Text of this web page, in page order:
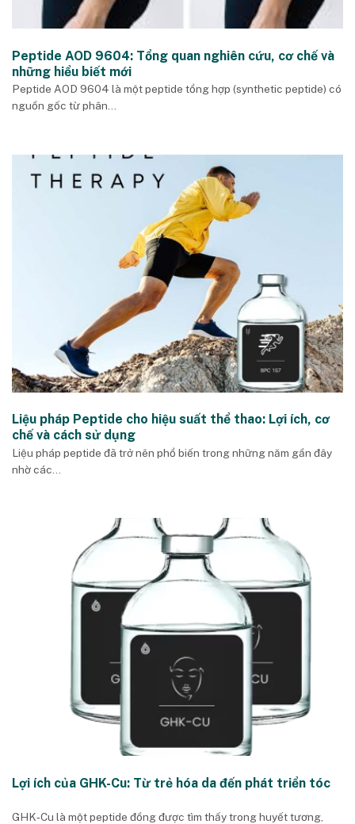
Peptide AOD 9604: Tổng quan nghiên cứu, cơ chế và
những hiểu biết mới
Peptide AOD 9604 là một peptide tổng hợp (synthetic peptide) có
nguồn gốc từ phân...
Liệu pháp Peptide cho hiệu suất thể thao: Lợi ích, cơ
chế và cách sử dụng
Liệu pháp peptide đã trở nên phổ biến trong những năm gần đây
nhờ các...
Lợi ích của GHK-Cu: Từ trẻ hóa da đến phát triển tóc
GHK‑Cu là một peptide đồng được tìm thấy trong huyết tương,